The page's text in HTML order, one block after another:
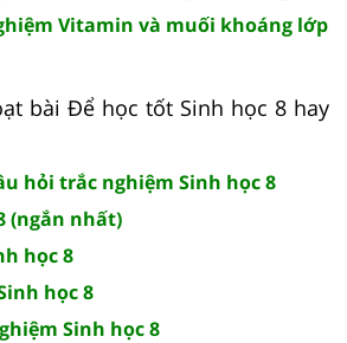
Vitamin và muối khoáng lớp
bài Để học tốt Sinh học 8 hay
hỏi trắc nghiệm Sinh học 8
(ngắn nhất)
học 8
học 8
Sinh học 8